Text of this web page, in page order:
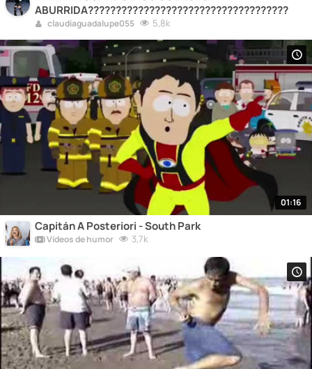
ABURRIDA????????????????????????????????????
claudiaguadalupe055 5,8k
01:16
Capitán A Posteriori - South Park
Vídeos de humor 3,7k